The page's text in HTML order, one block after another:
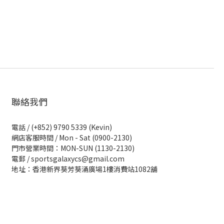
聯絡我們
電話 / (+852) 9790 5339 (Kevin)
網店客服時間 / Mon - Sat (0900-2130)
門市營業時間：MON-SUN (1130-2130)
電郵 / sportsgalaxycs@gmail.com
地址：香港新界葵芳葵涌廣場1樓消費站1082舖